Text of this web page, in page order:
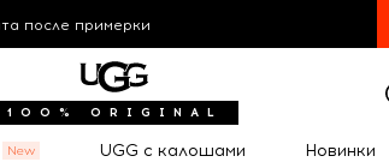
после примерки
100% ORIGINAL
UGG с калошами Новинки